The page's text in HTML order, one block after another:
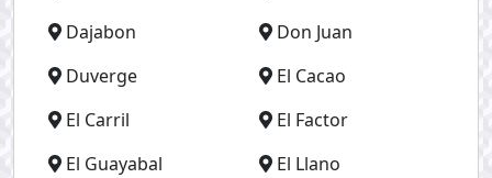
Dajabon
Don Juan
Duverge
El Cacao
El Carril
El Factor
El Guayabal
El Llano